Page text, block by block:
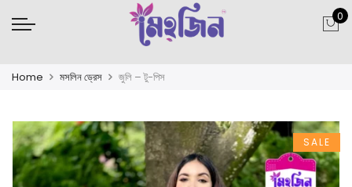
0
Home মসলিন ড্রেস জুলি – টু-পিস
SALE